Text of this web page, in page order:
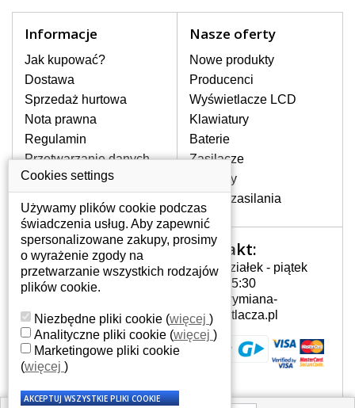
stronie internetowej ją znajdziesz za
pomocy wyszukiwarki. Wystarczy znać
model laptopa. Przy każdej klawiaturze
nie może brakować szczególowe zdjęcie
do aktualnego stanu naszego magazynu.
W JAKI SPOSÓB MOŻE SIĘ
PRZEJAWIAĆ USTERKA
Częstymi objawami są pomijanie liter
czy wyświetlanie innych liter oraz
dublowanie tych samych znaków. W
przypadku podlicia klawisze nie
powrócą do pierwotnej pozycji. Albo
też uszkodzenie mechaniczne, np.
JAK TO DZIAŁA?
Klawiatura składa się z kilku
warstw folii, z których przewodzą
przewodzące warstwy.
Informacje
Jak kupować?
Dostawa
Sprzedaż hurtowa
Nota prawna
Regulamin
Przetwarzanie danych
osobowych
Gdzie nas znajdziesz
Nasze oferty
Nowe produkty
Producenci
Wyświetlacze LCD
Klawiatury
Baterie
Zasilacze
Zawiasy
Złącza zasilania
Twoje konto
Twoje konto
Dane osobowe
Adresy
Historia zamówień
Kontakt:
Poniedziałek - piątek
7:00 - 15:30
info@wymiana-
wyswietlacza.pl
Cookies settings
Używamy plików cookie podczas
świadczenia usług. Aby zapewnić
spersonalizowane zakupy, prosimy
o wyrażenie zgody na
przetwarzanie wszystkich rodzajów
plików cookie.
Niezbędne pliki cookie (więcej )
Analityczne pliki cookie (więcej )
Marketingowe pliki cookie
(więcej )